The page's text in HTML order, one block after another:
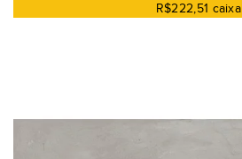
R$222,51 caixa